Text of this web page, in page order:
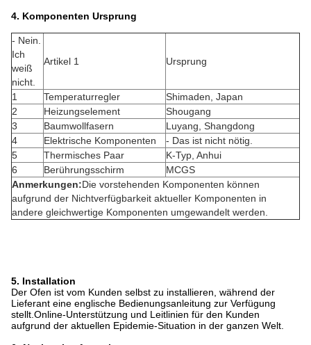
4. Komponenten Ursprung
- Nein.
Ich
weiß
nicht.
Artikel 1 Ursprung
1 Temperaturregler
Shimaden, Japan
2
Heizungselement
Shougang
3
Baumwollfasern
Luyang, Shangdong
4
Elektrische Komponenten
- Das ist nicht nötig.
5
Thermisches Paar
K-Typ, Anhui
6
Berührungsschirm
MCGS
Anmerkungen:Die vorstehenden Komponenten können
aufgrund der Nichtverfügbarkeit aktueller Komponenten in
andere gleichwertige Komponenten umgewandelt werden.
5. Installation
Der Ofen ist vom Kunden selbst zu installieren, während der
Lieferant eine englische Bedienungsanleitung zur Verfügung
stellt.Online-Unterstützung und Leitlinien für den Kunden
aufgrund der aktuellen Epidemie-Situation in der ganzen Welt.